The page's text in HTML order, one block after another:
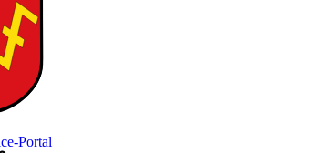
Portal